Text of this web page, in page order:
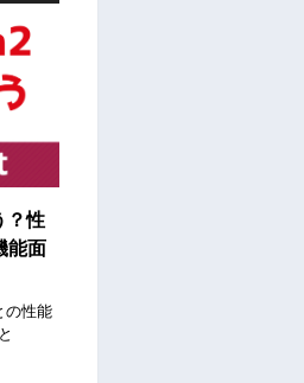
？性
能面
の性能